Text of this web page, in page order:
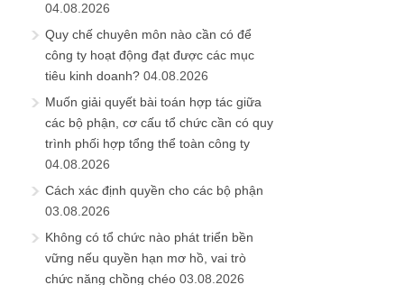
04.08.2026
Quy chế chuyên môn nào cần có để
công ty hoạt động đạt được các mục
tiêu kinh doanh? 04.08.2026
Muốn giải quyết bài toán hợp tác giữa
các bộ phận, cơ cấu tổ chức cần có quy
trình phối hợp tổng thể toàn công ty
04.08.2026
Cách xác định quyền cho các bộ phận
03.08.2026
Không có tổ chức nào phát triển bền
vững nếu quyền hạn mơ hồ, vai trò
chức năng chồng chéo 03.08.2026